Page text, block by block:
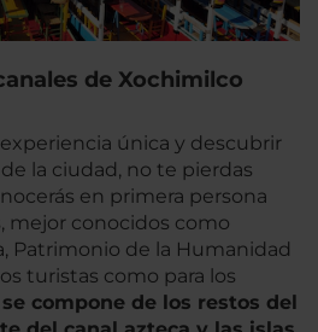
de Xochimilco
única y descubrir
la ciudad, no te pierdas
en primera persona
mejor conocidos como
Patrimonio de la Humanidad
turistas como para los
se compone de los restos del